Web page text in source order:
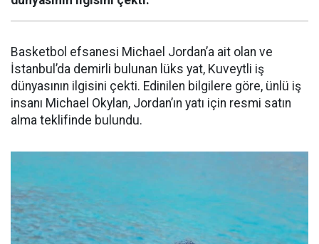
Basketbol efsanesi Michael Jordan’a ait olan ve
İstanbul’da demirli bulunan lüks yat, Kuveytli iş
dünyasının ilgisini çekti. Edinilen bilgilere göre, ünlü iş
insanı Michael Okylan, Jordan’ın yatı için resmi satın
alma teklifinde bulundu.